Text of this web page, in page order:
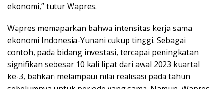
ekonomi,” tutur Wapres.
Wapres memaparkan bahwa intensitas kerja sama
ekonomi Indonesia-Yunani cukup tinggi. Sebagai
contoh, pada bidang investasi, tercapai peningkatan
signifikan sebesar 10 kali lipat dari awal 2023 kuartal
ke-3, bahkan melampaui nilai realisasi pada tahun